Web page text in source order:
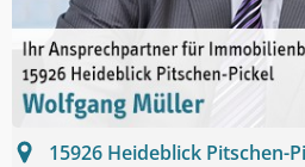
15926 Heideblick Pitschen-